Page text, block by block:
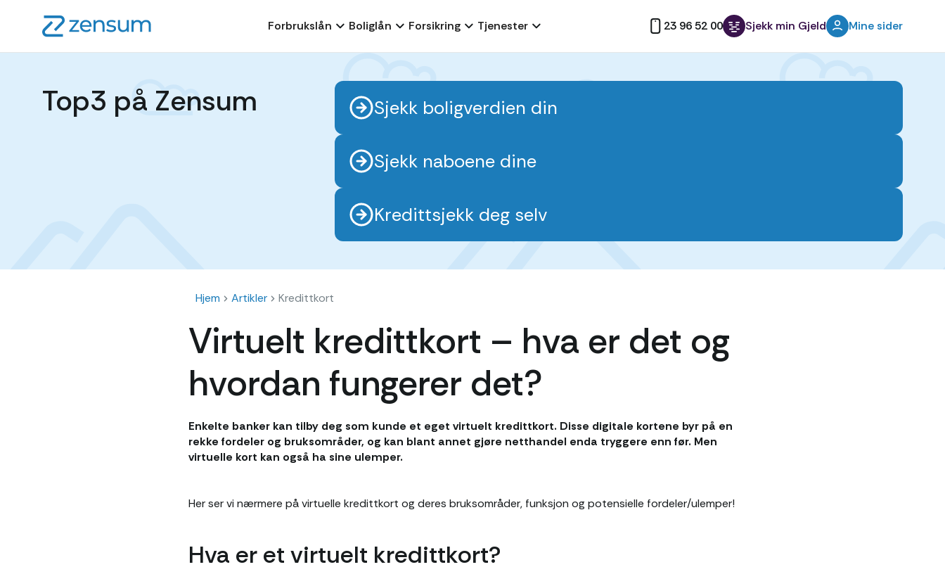
Forbrukslån Boliglån Forsikring Tjenester 23 96 52 00 Sjekk min Gjeld Mine sider
Top3 på Zensum Sjekk boligverdien din
Sjekk naboene dine
Kredittsjekk deg selv
Hjem Artikler Kredittkort
Virtuelt kredittkort – hva er det og
hvordan fungerer det?
Enkelte banker kan tilby deg som kunde et eget virtuelt kredittkort. Disse digitale kortene byr på en
rekke fordeler og bruksområder, og kan blant annet gjøre netthandel enda tryggere enn før. Men
virtuelle kort kan også ha sine ulemper.
Her ser vi nærmere på virtuelle kredittkort og deres bruksområder, funksjon og potensielle fordeler/ulemper!
Hva er et virtuelt kredittkort?